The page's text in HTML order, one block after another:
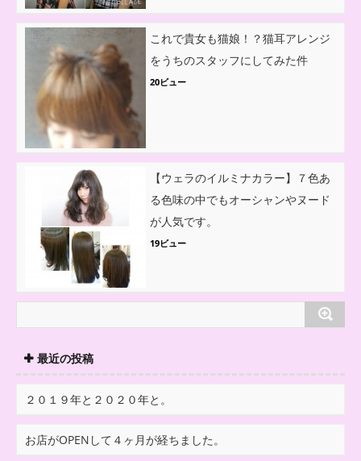
これで貴女も猫娘！？猫耳アレンジ
をうちのスタッフにしてみた件
20ビュー
【ウェラのイルミナカラー】７色あ
る色味の中でもオーシャンやヌード
が人気です。
19ビュー
最近の投稿
２０１９年と２０２０年と。
お店がOPENして４ヶ月が経ちました。